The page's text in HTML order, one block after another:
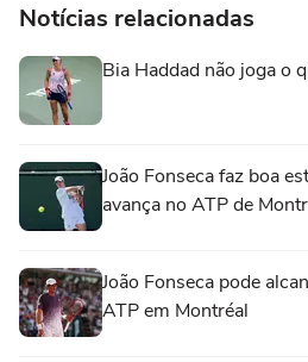
Notícias relacionadas
Bia Haddad não joga o
João Fonseca faz boa
avança no ATP de
João Fonseca pode
ATP em Montréal